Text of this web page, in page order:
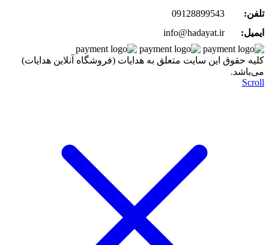
تلفن:
09128899543
ایمیل:
info@hadayat.ir
کليه حقوق اين سايت متعلق به هدایات (فروشگاه آنلاین هدایات)
می‌باشد.
Scroll